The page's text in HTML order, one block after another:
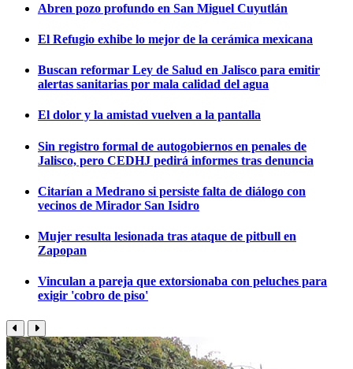
Abren pozo profundo en San Miguel Cuyutlán
El Refugio exhibe lo mejor de la cerámica mexicana
Buscan reformar Ley de Salud en Jalisco para emitir
alertas sanitarias por mala calidad del agua
El dolor y la amistad vuelven a la pantalla
Sin registro formal de autogobiernos en penales de
Jalisco, pero CEDHJ pedirá informes tras denuncia
Citarían a Medrano si persiste falta de diálogo con
vecinos de Mirador San Isidro
Mujer resulta lesionada tras ataque de pitbull en
Zapopan
Vinculan a pareja que extorsionaba con peluches para
exigir 'cobro de piso'